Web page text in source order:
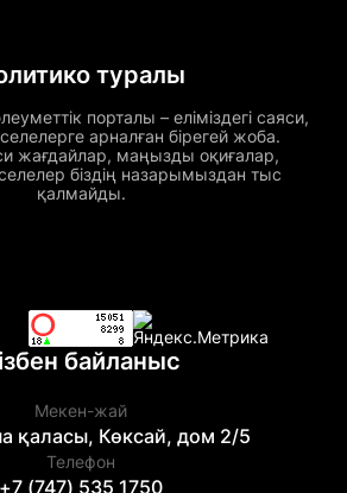
туралы
порталы – еліміздегі саяси,
арналған бірегей жоба.
жағдайлар, маңызды оқиғалар,
біздің назарымыздан тыс
қалмайды.
байланыс
Мекен-жай
қаласы, Көксай, дом 2/5
Телефон
+7 (747) 535 1750